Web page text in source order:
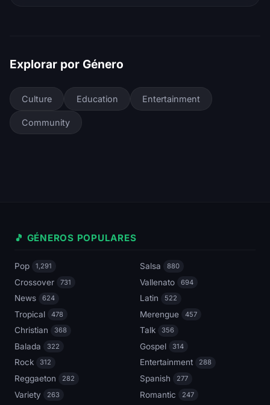
Explorar por Género
Culture Education Entertainment
Community
🎵 GÉNEROS POPULARES
Pop 1,291 Salsa 880
Crossover 731 Vallenato 694
News 624 Latin 522
Tropical 478 Merengue 457
Christian 368 Talk 356
Balada 322 Gospel 314
Rock 312 Entertainment 288
Reggaeton 282 Spanish 277
Variety 263 Romantic 247